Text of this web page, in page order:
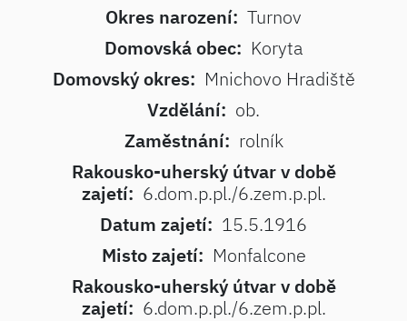
Okres narození: Turnov
Domovská obec: Koryta
Domovský okres: Mnichovo Hradiště
Vzdělání: ob.
Zaměstnání: rolník
Rakousko-uherský útvar v době
zajetí: 6.dom.p.pl./6.zem.p.pl.
Datum zajetí: 15.5.1916
Misto zajetí: Monfalcone
Rakousko-uherský útvar v době
zajetí: 6.dom.p.pl./6.zem.p.pl.